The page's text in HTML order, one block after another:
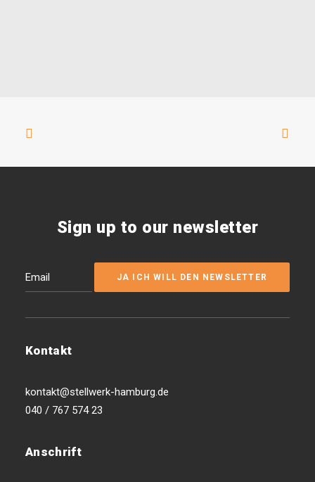
Sign up to our newsletter
Kontakt
kontakt@stellwerk-hamburg.de
040 / 767 574 23
Anschrift